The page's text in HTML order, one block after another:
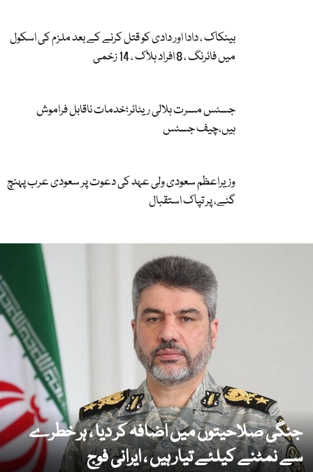
بینکاک ، دادا اور دادی کو قتل کرنے کے بعد ملزم کی اسکول
میں فائرنگ ، 8 افراد ہلاک ، 14 زخمی
جسٹس مسرت ہلالی ریٹائر؛خدمات ناقابل فراموش
ہیں،چیف جسٹس
وزیراعظم سعودی ولی عہد کی دعوت پر سعودی عرب پہنچ
گئے، پر تپاک استقبال
جنگی صلاحیتوں میں اضافہ کر دیا ، ہر خطرے
سے نمٹنے کیلئے تیار ہیں ، ایرانی فوج